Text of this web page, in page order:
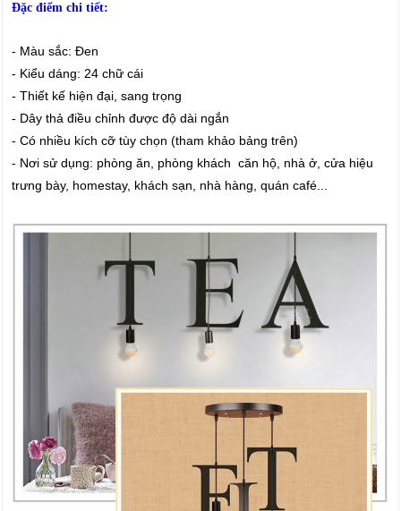
Đặc điểm chi tiết:
- Màu sắc: Đen
- Kiểu dáng: 24 chữ cái
- Thiết kế hiện đại, sang trọng
- Dây thả điều chỉnh được độ dài ngắn
- Có nhiều kích cỡ tùy chọn (tham khảo bảng trên)
- Nơi sử dụng: phòng ăn, phòng khách căn hộ, nhà ở, cửa hiệu
trưng bày, homestay, khách sạn, nhà hàng, quán café...